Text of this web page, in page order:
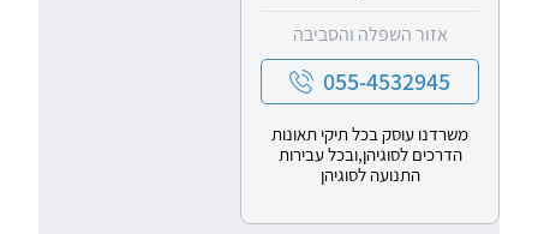
אזור השפלה והסביבה
055-4532945
משרדנו עוסק בכל תיקי תאונות
הדרכים לסוגיהן,ובכל עבירות
התנועה לסוגיהן